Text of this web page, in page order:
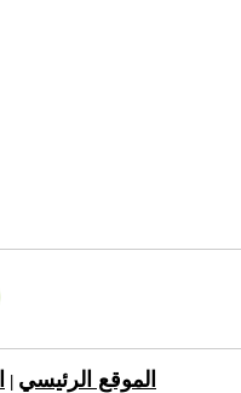
الموقع الرئيسي